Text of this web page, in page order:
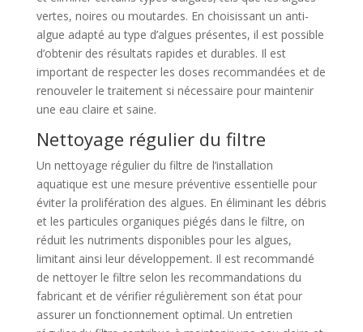
vertes, noires ou moutardes. En choisissant un anti-
algue adapté au type d’algues présentes, il est possible
d’obtenir des résultats rapides et durables. Il est
important de respecter les doses recommandées et de
renouveler le traitement si nécessaire pour maintenir
une eau claire et saine.
Nettoyage régulier du filtre
Un nettoyage régulier du filtre de l’installation
aquatique est une mesure préventive essentielle pour
éviter la prolifération des algues. En éliminant les débris
et les particules organiques piégés dans le filtre, on
réduit les nutriments disponibles pour les algues,
limitant ainsi leur développement. Il est recommandé
de nettoyer le filtre selon les recommandations du
fabricant et de vérifier régulièrement son état pour
assurer un fonctionnement optimal. Un entretien